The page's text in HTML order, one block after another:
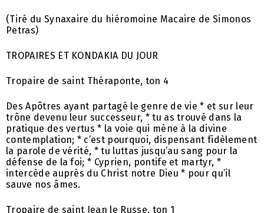
(Tiré du Synaxaire du hiéromoine Macaire de Simonos
Petras)
TROPAIRES ET KONDAKIA DU JOUR
Tropaire de saint Théraponte, ton 4
Des Apôtres ayant partagé le genre de vie * et sur leur
trône devenu leur successeur, * tu as trouvé dans la
pratique des vertus * la voie qui mène à la divine
contemplation; * c’est pourquoi, dispensant fidèlement
la parole de vérité, * tu luttas jusqu’au sang pour la
défense de la foi; * Cyprien, pontife et martyr, *
intercède auprès du Christ notre Dieu * pour qu’il
sauve nos âmes.
Tropaire de saint Jean le Russe, ton 1